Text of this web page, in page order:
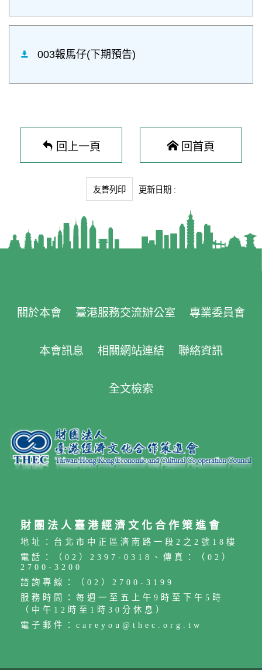
003報馬仔(下期預告)
回上一頁 回首頁
友善列印 更新日期 :
關於本會 臺港服務交流辦公室 專業委員會
本會訊息 相關網站連結 聯絡資訊
全文檢索
財團法人臺港經濟文化合作策進會
地址：台北市中正區濟南路一段2之2號18樓
電話：（02）2397-0318、傳真：（02）
2700-3200
諮詢專線：（02）2700-3199
服務時間：每週一至五上午9時至下午5時
（中午12時至1時30分休息）
電子郵件：careyou@thec.org.tw